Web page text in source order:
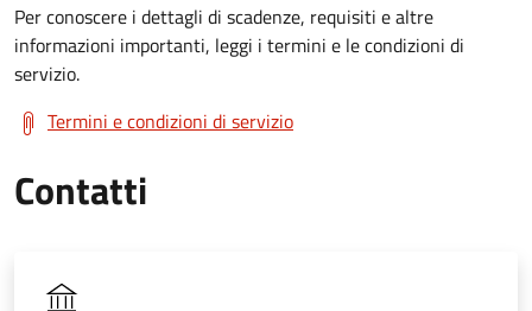
Per conoscere i dettagli di scadenze, requisiti e altre
informazioni importanti, leggi i termini e le condizioni di
servizio.
Termini e condizioni di servizio
Contatti